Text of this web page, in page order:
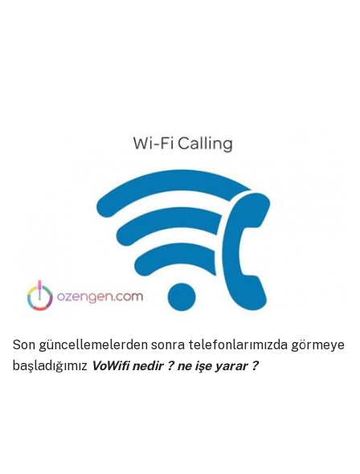
Son güncellemelerden sonra telefonlarımızda görmeye
başladığımız VoWifi nedir ? ne işe yarar ?